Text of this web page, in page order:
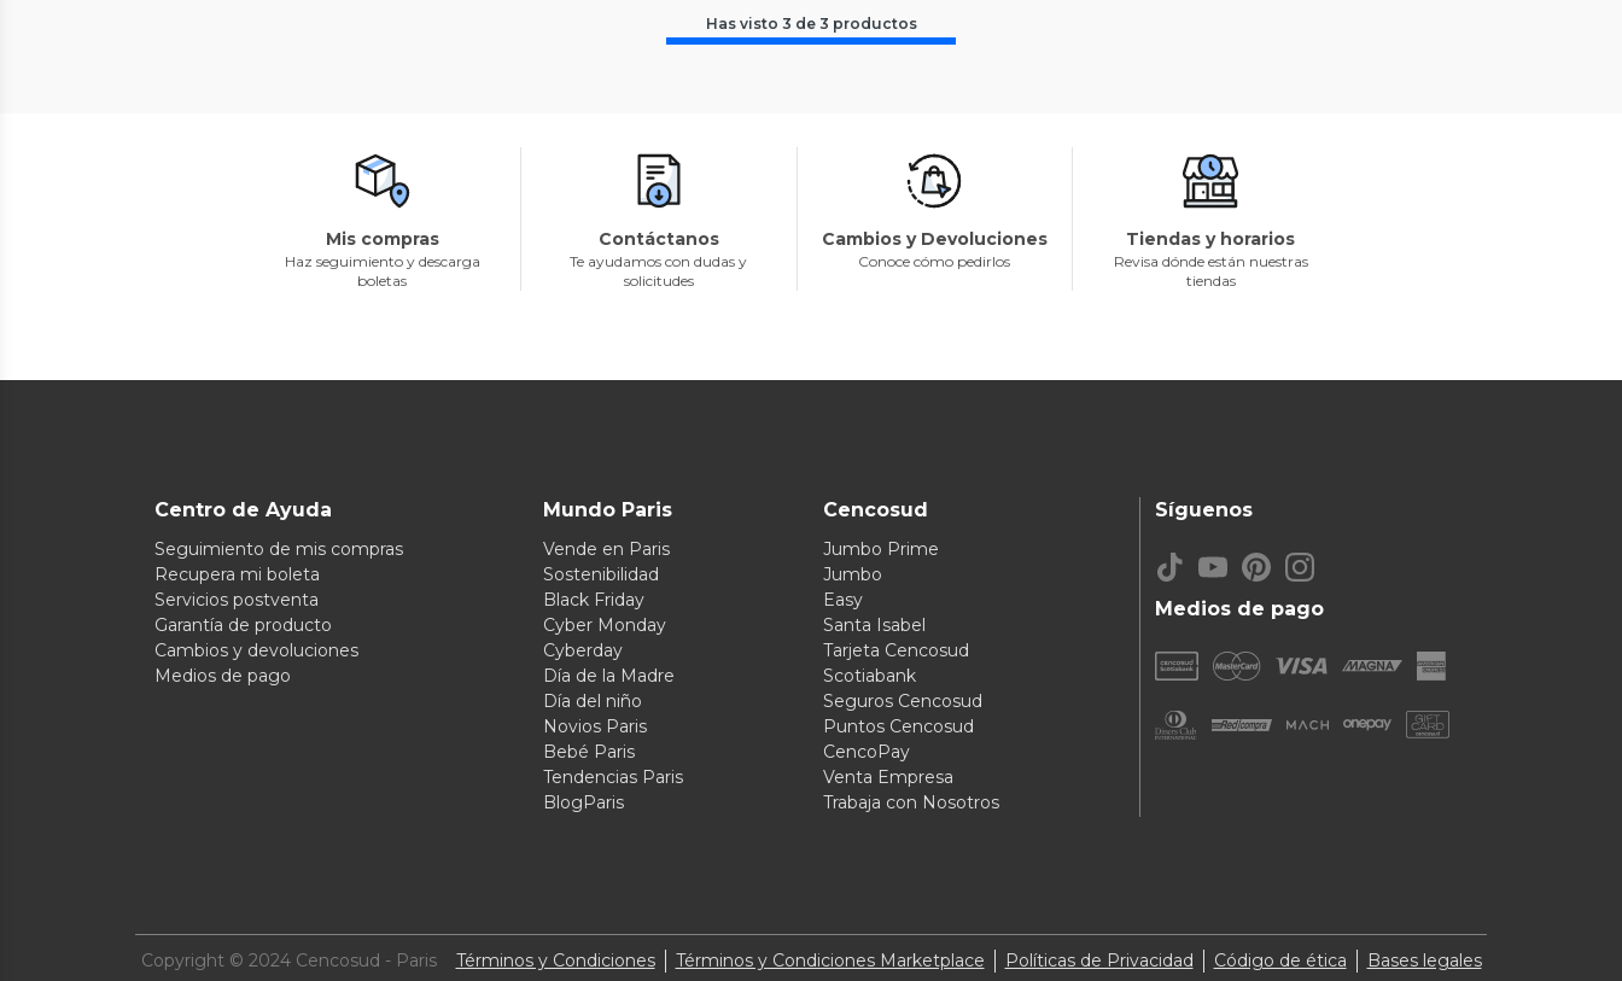
Has visto 3 de 3 productos
Mis compras
Haz seguimiento y descarga
boletas
Contáctanos
Te ayudamos con dudas y
solicitudes
Cambios y Devoluciones
Conoce cómo pedirlos
Tiendas y horarios
Revisa dónde están nuestras
tiendas
Centro de Ayuda
Seguimiento de mis compras
Recupera mi boleta
Servicios postventa
Garantía de producto
Cambios y devoluciones
Medios de pago
Mundo Paris
Vende en Paris
Sostenibilidad
Black Friday
Cyber Monday
Cyberday
Día de la Madre
Día del niño
Novios Paris
Bebé Paris
Tendencias Paris
BlogParis
Cencosud
Jumbo Prime
Jumbo
Easy
Santa Isabel
Tarjeta Cencosud
Scotiabank
Seguros Cencosud
Puntos Cencosud
CencoPay
Venta Empresa
Trabaja con Nosotros
Medios de pago
Síguenos
Copyright © 2024 Cencosud - Paris Términos y Condiciones Términos y Condiciones Marketplace Políticas de Privacidad Código de ética Bases legales